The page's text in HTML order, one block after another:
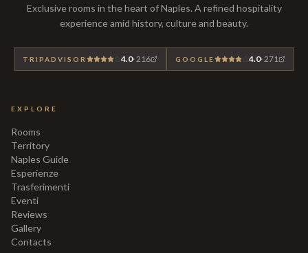
Exclusive rooms in the heart of Naples. A refined hospitality
experience amid history, culture and beauty.
TRIPADVISOR 4.0·216 GOOGLE 4.0·271
EXPLORE
Rooms
Territory
Naples Guide
Esperienze
Trasferimenti
Eventi
Reviews
Gallery
Contacts